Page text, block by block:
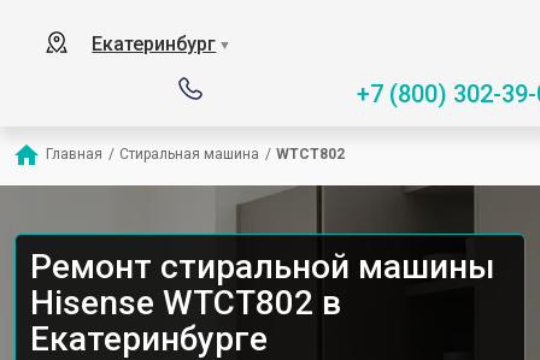
Екатеринбург ▼
+7 (800) 302-
Главная / Стиральная машина / WTCT802
Ремонт стиральной машины
Hisense WTCT802 в
Екатеринбурге